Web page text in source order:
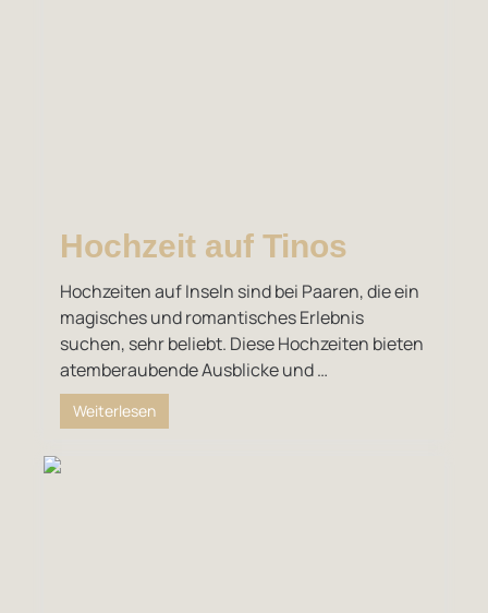
Hochzeit auf Tinos
Hochzeiten auf Inseln sind bei Paaren, die ein
magisches und romantisches Erlebnis
suchen, sehr beliebt. Diese Hochzeiten bieten
atemberaubende Ausblicke und …
Weiterlesen